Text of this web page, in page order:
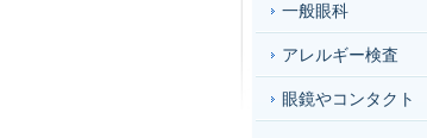
一般眼科
アレルギー検査
眼鏡やコンタクト